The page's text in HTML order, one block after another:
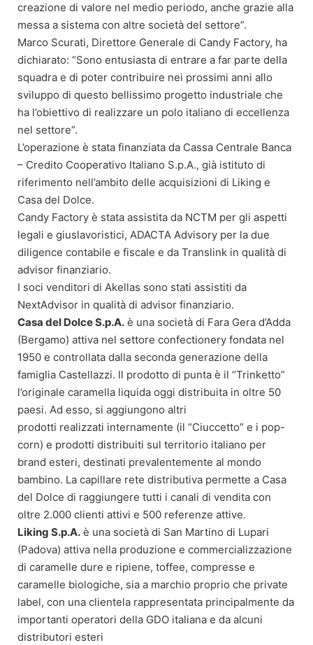
creazione di valore nel medio periodo, anche grazie alla
messa a sistema con altre società del settore”.
Marco Scurati, Direttore Generale di Candy Factory, ha
dichiarato: “Sono entusiasta di entrare a far parte della
squadra e di poter contribuire nei prossimi anni allo
sviluppo di questo bellissimo progetto industriale che
ha l’obiettivo di realizzare un polo italiano di eccellenza
nel settore”.
L’operazione è stata finanziata da Cassa Centrale Banca
– Credito Cooperativo Italiano S.p.A., già istituto di
riferimento nell’ambito delle acquisizioni di Liking e
Casa del Dolce.
Candy Factory è stata assistita da NCTM per gli aspetti
legali e giuslavoristici, ADACTA Advisory per la due
diligence contabile e fiscale e da Translink in qualità di
advisor finanziario.
I soci venditori di Akellas sono stati assistiti da
NextAdvisor in qualità di advisor finanziario.
Casa del Dolce S.p.A. è una società di Fara Gera d’Adda
(Bergamo) attiva nel settore confectionery fondata nel
1950 e controllata dalla seconda generazione della
famiglia Castellazzi. Il prodotto di punta è il “Trinketto”
l’originale caramella liquida oggi distribuita in oltre 50
paesi. Ad esso, si aggiungono altri
prodotti realizzati internamente (il “Ciuccetto” e i pop-
corn) e prodotti distribuiti sul territorio italiano per
brand esteri, destinati prevalentemente al mondo
bambino. La capillare rete distributiva permette a Casa
del Dolce di raggiungere tutti i canali di vendita con
oltre 2.000 clienti attivi e 500 referenze attive.
Liking S.p.A. è una società di San Martino di Lupari
(Padova) attiva nella produzione e commercializzazione
di caramelle dure e ripiene, toffee, compresse e
caramelle biologiche, sia a marchio proprio che private
label, con una clientela rappresentata principalmente da
importanti operatori della GDO italiana e da alcuni
distributori esteri